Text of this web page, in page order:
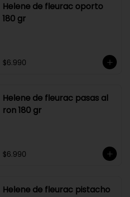
Helene de fleurac oporto
180 gr
$6.990
Helene de fleurac pasas al
ron 180 gr
$6.990
Helene de fleurac pistacho